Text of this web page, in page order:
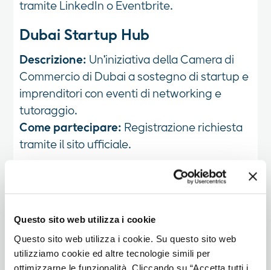
Questo sito web utilizza i cookie
Questo sito web utilizza i cookie. Su questo sito web
utilizziamo cookie ed altre tecnologie simili per
ottimizzarne le funzionalità. Cliccando su “Accetta tutti i
tramite LinkedIn o Eventbrite.
Dubai Startup Hub
Descrizione: Un'iniziativa della Camera di
Commercio di Dubai a sostegno di startup e
imprenditori con eventi di networking e
tutoraggio.
Come partecipare: Registrazione richiesta
tramite il sito ufficiale.
eventi su argomenti specifici, dal business
allo stile di vita.
Come partecipare:Registrazione gratuita
su Meetup.com.